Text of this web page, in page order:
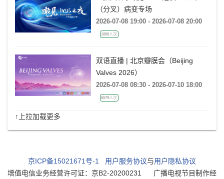
（分叉）病变专场
2026-07-08 19:00 - 2026-07-08 20:00
1888人次
双语直播 | 北京瓣膜会（Beijing
Valves 2026）
2026-07-08 08:30 - 2026-07-10 18:00
6579人次
↑上拉加载更多
京ICP备15021671号-1 用户服务协议与用户隐私协议
增值电信业务经营许可证：京B2-20200231
广播电视节目制作经